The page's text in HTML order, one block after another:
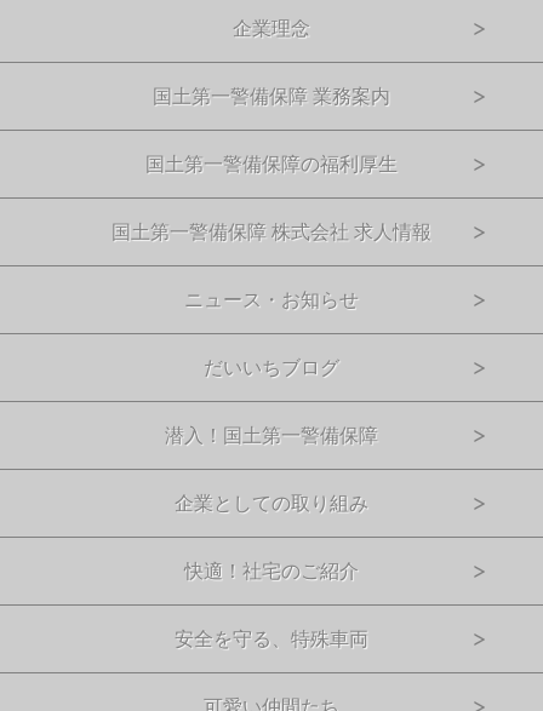
企業理念
国土第一警備保障 業務案内
国土第一警備保障の福利厚生
国土第一警備保障 株式会社 求人情報
ニュース・お知らせ
だいいちブログ
潜入！国土第一警備保障
企業としての取り組み
快適！社宅のご紹介
安全を守る、特殊車両